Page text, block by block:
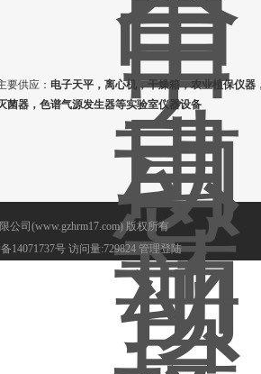
要供应： 电子天平，离心机，干燥箱，农业植保仪器
菌器，色谱气源发生器等实验室仪器设备
公司(www.gzhrm17.com) 版权所有
14071737号 访问量:729824 管理登陆